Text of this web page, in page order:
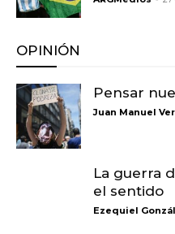
OPINIÓN
Pensar
Juan Manuel
La guerra
el sentido
Ezequiel